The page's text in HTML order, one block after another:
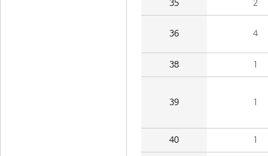
35 2
36 4
38 1
39 1
40 1